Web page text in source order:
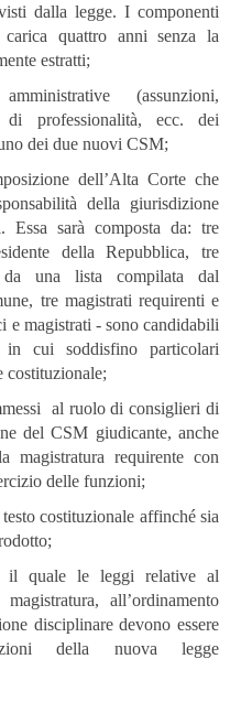
dalla legge. I componenti
quattro anni senza la
estratti;
(assunzioni,
di professionalità, ecc. dei
dei due nuovi CSM;
dell’Alta Corte che
della giurisdizione
Essa sarà composta da: tre
della Repubblica, tre
una lista compilata dal
tre magistrati requirenti e
e magistrati - sono candidabili
in cui soddisfino particolari
costituzionale;
al ruolo di consiglieri di
del CSM giudicante, anche
magistratura requirente con
delle funzioni;
costituzionale affinché sia
il quale le leggi relative al
all’ordinamento
disciplinare devono essere
della nuova legge